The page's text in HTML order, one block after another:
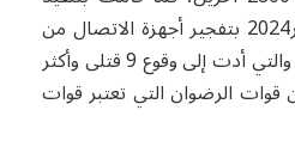
عملية ثانية يوم 18 سبتمبر2024 بتفجير أجهزة الاتصال من
نوع ICOM IC-V82 VHF والتي أدت إلى وقوع 9 قتلى وأكثر
من قوات الرضوان التي تعتبر قوات